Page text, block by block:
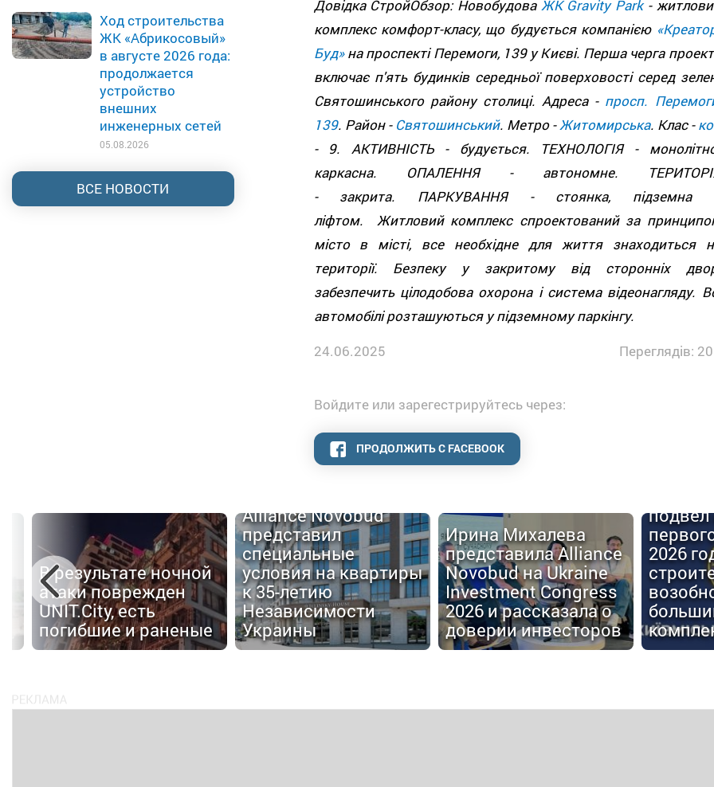
Ход строительства
ЖК «Абрикосовый»
в августе 2026 года:
продолжается
устройство
внешних
инженерных сетей
05.08.2026
ВСЕ НОВОСТИ
Довідка СтройОбзор: Новобудова ЖК Gravity Park-
комплекс комфорт-класу, що будується компанією
Буд»на проспекті Перемоги, 139 у Києві. Перша черга
включає п'ять будинків середньої поверховості серед
Святошинського району столиці. Адреса - просп.
139. Район - Святошинський. Метро -Житомирська. Клас -
- 9. АКТИВНІСТЬ - будується. ТЕХНОЛОГІЯ -
каркасна. ОПАЛЕННЯ - автономне.
- закрита. ПАРКУВАННЯ - стоянка, підземна
ліфтом. Житловий комплекс спроектований за
місто в місті, все необхідне для життя знаходиться
території. Безпеку у закритому від сторонніх
забезпечить цілодобова охорона і система відеонагляду.
автомобілі розташуються у підземному паркінгу.
24.06.2025
Переглядів:
Войдите или зарегестрируйтесь через:
ПРОДОЛЖИТЬ С FACEBOOK
В результате ночной
атаки поврежден
UNIT.City, есть
погибшие и раненые
Alliance Novobud
представил
специальные
условия на квартиры
к 35-летию
Независимости
Украины
Ирина Михалева
представила Alliance
Novobud на Ukraine
Investment Congress
2026 и рассказала о
доверии инвесторов
подвел
2026